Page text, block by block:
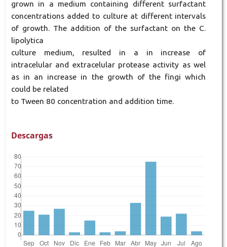
grown in a medium containing different surfactant
concentrations added to culture at different intervals
of growth. The addition of the surfactant on the C.
lipolytica
culture medium, resulted in a in increase of
intracelular and extracelular protease activity as wel
as in an increase in the growth of the fingi which
could be related
to Tween 80 concentration and addition time.
Descargas